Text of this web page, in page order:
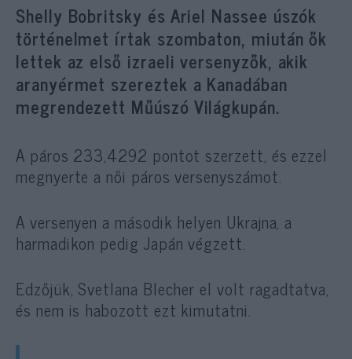
Shelly Bobritsky és Ariel Nassee úszók
történelmet írtak szombaton, miután ők
lettek az első izraeli versenyzők, akik
aranyérmet szereztek a Kanadában
megrendezett Műúszó Világkupán.
A páros 233,4292 pontot szerzett, és ezzel
megnyerte a női páros versenyszámot.
A versenyen a második helyen Ukrajna, a
harmadikon pedig Japán végzett.
Edzőjük, Svetlana Blecher el volt ragadtatva,
és nem is habozott ezt kimutatni.